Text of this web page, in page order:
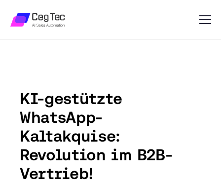
KI-gestützte
WhatsApp-
Kaltakquise:
Revolution im B2B-
Vertrieb!